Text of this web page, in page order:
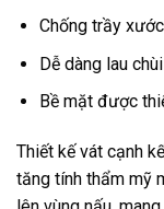
Chống trầy
Dễ dàng lau
Bề mặt được
Thiết kế vát cạnh
tăng tính thẩm mỹ